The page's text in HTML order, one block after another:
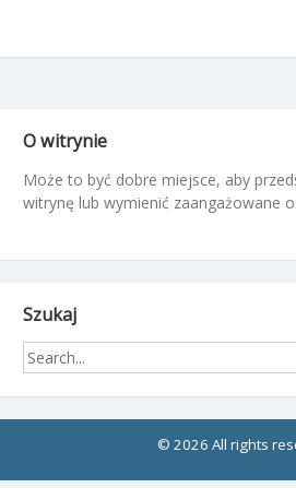
O witrynie
Może to być dobre miejsce, aby
witrynę lub wymienić zaangażowane
Szukaj
© 2026 All rights